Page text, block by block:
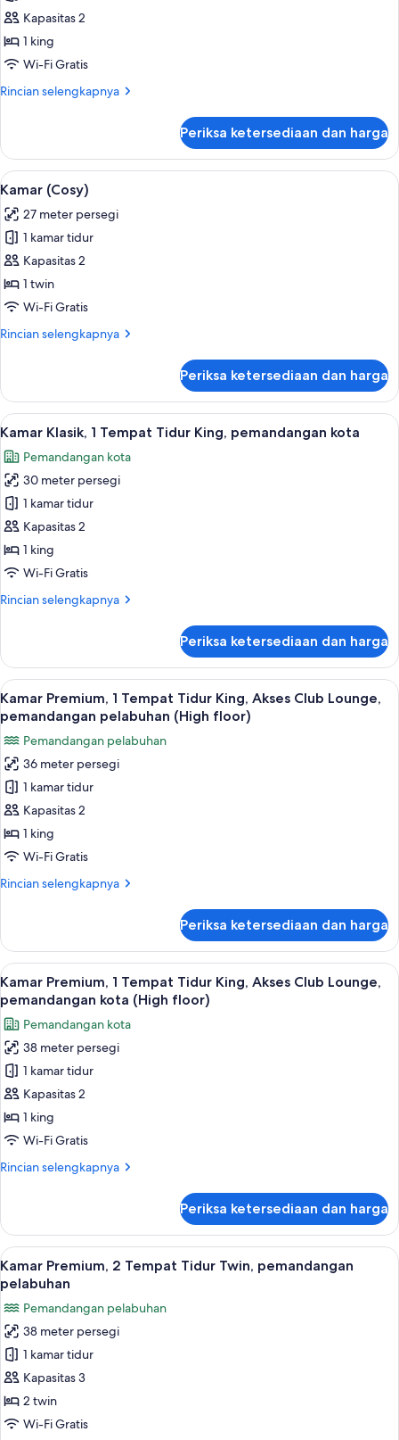
1
Tempat
Tidur
pemandangan
Kapasitas 2
1 king
Wi-Fi Gratis
Rincian selengkapnya
Rincian
Kamar
Premium,
1
Tidur
King,
pemandangan
pelabuhan
Periksa ketersediaan dan harga
Lihat
semua
foto
untuk
Kamar
(Cosy)
Minibar, brankas, meja kerja, dan
3
Kamar (Cosy)
27 meter persegi
1 kamar tidur
Kapasitas 2
1 twin
Wi-Fi Gratis
Rincian selengkapnya
Rincian
Kamar
(Cosy)
Periksa ketersediaan dan harga
Lihat
semua
foto
untuk
Kamar
Klasik,
1
Tempat
King,
Kamar Klasik, 1 Tempat Tidur King,
3
Kamar Klasik, 1 Tempat Tidur King, pemandangan kota
Pemandangan kota
30 meter persegi
1 kamar tidur
Kapasitas 2
1 king
Wi-Fi Gratis
Rincian selengkapnya
Rincian
Kamar
Klasik,
1
Tempat
Tidur
King,
pemandangan
kota
Periksa ketersediaan dan harga
Lihat
semua
foto
untuk
Kamar
Premium,
1
Tempat
Tidur
Akses
pemandangan
pelabuhan
(High
floor)
Minibar, brankas, meja kerja, dan
4
Kamar Premium, 1 Tempat Tidur King, Akses Club Lounge,
pemandangan pelabuhan (High floor)
Pemandangan pelabuhan
36 meter persegi
1 kamar tidur
Kapasitas 2
1 king
Wi-Fi Gratis
Rincian selengkapnya
Rincian
Kamar
Premium,
1
Tempat
Tidur
King,
Akses
Club
Lounge,
pemandangan
(High
floor)
Periksa ketersediaan dan harga
Lihat
semua
foto
untuk
Kamar
Premium,
1
Tempat
Tidur
Akses
pemandangan
kota
(High
floor)
Minibar, brankas, meja kerja, dan
5
Kamar Premium, 1 Tempat Tidur King, Akses Club Lounge,
pemandangan kota (High floor)
Pemandangan kota
38 meter persegi
1 kamar tidur
Kapasitas 2
1 king
Wi-Fi Gratis
Rincian selengkapnya
Rincian
Kamar
Premium,
1
Tempat
Tidur
King,
Akses
Club
Lounge,
pemandangan
(High
floor)
Periksa ketersediaan dan harga
Lihat
semua
foto
untuk
Kamar
Premium,
2
Tempat
Tidur
Minibar, brankas, meja kerja, dan
4
Kamar Premium, 2 Tempat Tidur Twin, pemandangan
pelabuhan
Pemandangan pelabuhan
38 meter persegi
1 kamar tidur
Kapasitas 3
2 twin
Wi-Fi Gratis